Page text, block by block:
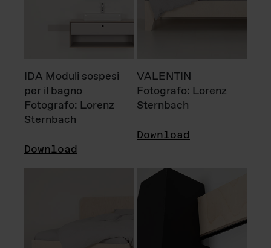
IDA Moduli sospesi
per il bagno
Fotografo: Lorenz
Sternbach
Download
VALENTIN
Fotografo: Lorenz
Sternbach
Download